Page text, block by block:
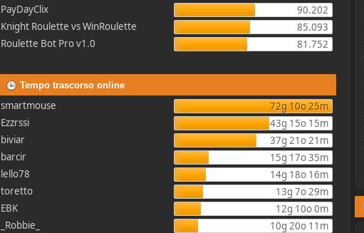
PayDayClix
90.202
Knight Roulette vs WinRoulette
85.093
Roulette Bot Pro v1.0
81.752
Tempo trascorso online
smartmouse
72g 10o 25m
Ezzrssi
43g 15o 15m
biviar
37g 21o 21m
barcir
15g 17o 35m
lello78
14g 18o 16m
toretto
13g 7o 29m
EBK
12g 10o 0m
_Robbie_
10g 20o 11m